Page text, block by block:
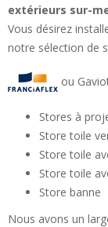
extérieurs sur-
Vous désirez
notre sélection de
ou
Stores à
Store toile
Store toile
Store toile
Store banne
Nous avons un